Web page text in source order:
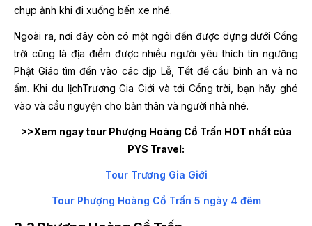
chụp ảnh khi đi xuống bến xe nhé.
Ngoài ra, nơi đây còn có một ngôi đền được dựng dưới Cổng
trời cũng là địa điểm được nhiều người yêu thích tín ngưỡng
Phật Giáo tìm đến vào các dịp Lễ, Tết để cầu bình an và no
ấm. Khi du lịchTrương Gia Giới và tới Cổng trời, bạn hãy ghé
vào và cầu nguyện cho bản thân và người nhà nhé.
>>Xem ngay tour Phượng Hoàng Cổ Trấn HOT nhất của
PYS Travel:
Tour Trương Gia Giới
Tour Phượng Hoàng Cổ Trấn 5 ngày 4 đêm